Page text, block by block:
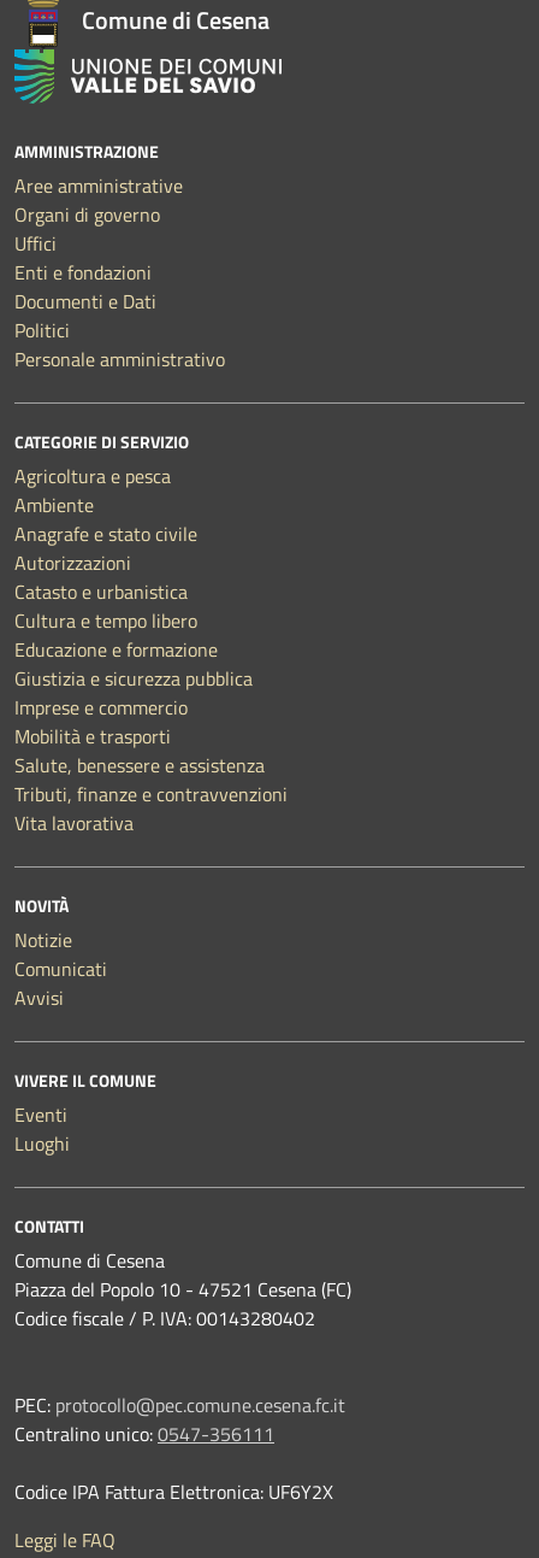
Comune di Cesena
AMMINISTRAZIONE
Aree amministrative
Organi di governo
Uffici
Enti e fondazioni
Documenti e Dati
Politici
Personale amministrativo
CATEGORIE DI SERVIZIO
Agricoltura e pesca
Ambiente
Anagrafe e stato civile
Autorizzazioni
Catasto e urbanistica
Cultura e tempo libero
Educazione e formazione
Giustizia e sicurezza pubblica
Imprese e commercio
Mobilità e trasporti
Salute, benessere e assistenza
Tributi, finanze e contravvenzioni
Vita lavorativa
NOVITÀ
Notizie
Comunicati
Avvisi
VIVERE IL COMUNE
Eventi
Luoghi
CONTATTI
Comune di Cesena
Piazza del Popolo 10 - 47521 Cesena (FC)
Codice fiscale / P. IVA: 00143280402
PEC: protocollo@pec.comune.cesena.fc.it
Centralino unico:0547-356111
Codice IPA Fattura Elettronica: UF6Y2X
Leggi le FAQ